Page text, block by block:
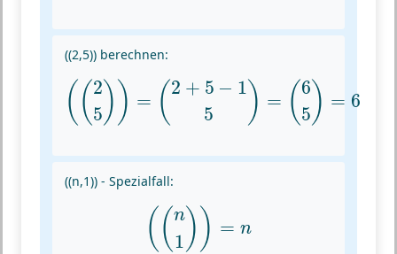
((2,5)) berechnen:
(( 2
5 )) = ( 2 + 5 − 1
5
) = ( 6
5 ) = 6
(( =(2 + 5− 5)= =6
((n,1)) - Spezialfall:
((n
1 )) = n
((n1 ))